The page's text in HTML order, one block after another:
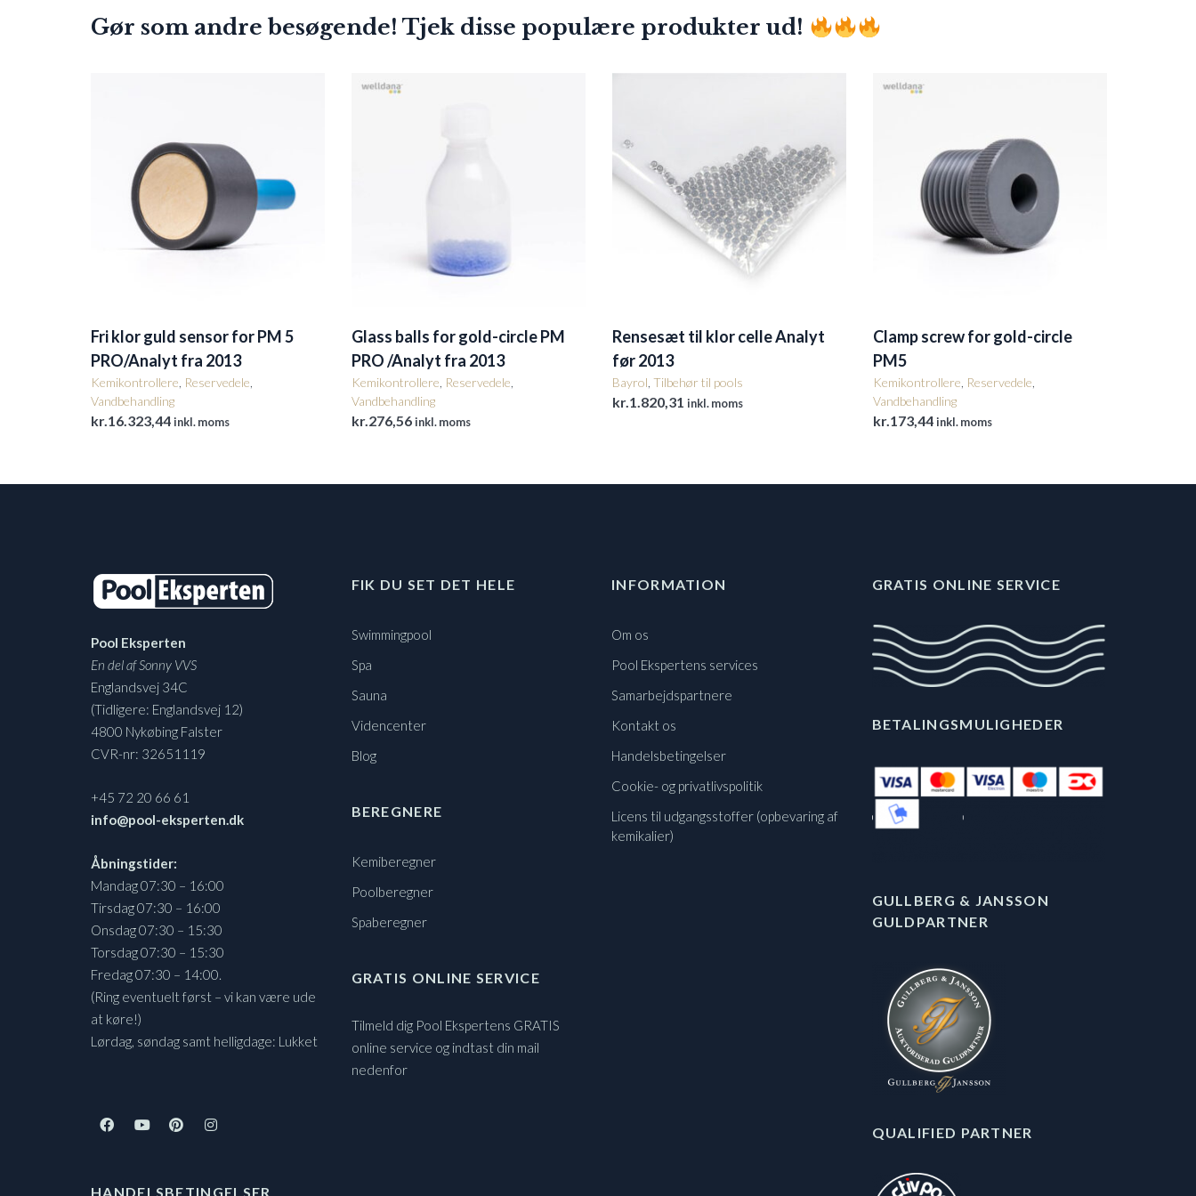
Gør som andre besøgende! Tjek disse populære produkter ud!
Fri klor guld sensor for PM 5
PRO/Analyt fra 2013
Kemikontrollere Reservedele
Vandbehandling
kr.16.323,44inkl. moms
Glass balls for gold-circle PM
PRO /Analyt fra 2013
Kemikontrollere Reservedele
Vandbehandling
kr.276,56inkl. moms
Rensesæt til klor celle Analyt
før 2013
Bayrol Tilbehør til pools
kr.1.820,31 inkl. moms
Clamp screw for gold-circle
PM5
Kemikontrollere Reservedele
Vandbehandling
kr.173,44inkl. moms
Pool Eksperten
En del af Sonny VVS
Englandsvej 34C
(Tidligere: Englandsvej 12)
4800 Nykøbing Falster
CVR-nr: 32651119
+45 72 20 66 61
info@pool-eksperten.dk
Åbningstider:
Mandag 07:30 – 16:00
Tirsdag 07:30 – 16:00
Onsdag 07:30 – 15:30
Torsdag 07:30 – 15:30
Fredag 07:30 – 14:00.
(Ring eventuelt først – vi kan være ude
at køre!)
Lørdag, søndag samt helligdage: Lukket
HANDELSBETINGELSER
FIK DU SET DET HELE
Swimmingpool
Spa
Sauna
Videncenter
Blog
BEREGNERE
Kemiberegner
Poolberegner
Spaberegner
GRATIS ONLINE SERVICE
Tilmeld dig Pool Ekspertens GRATIS
online service og indtast din mail
nedenfor
INFORMATION
Om os
Pool Ekspertens services
Samarbejdspartnere
Kontakt os
Handelsbetingelser
Cookie- og privatlivspolitik
Licens til udgangsstoffer (opbevaring af
kemikalier)
GRATIS ONLINE SERVICE
BETALINGSMULIGHEDER
GULLBERG & JANSSON
GULDPARTNER
QUALIFIED PARTNER